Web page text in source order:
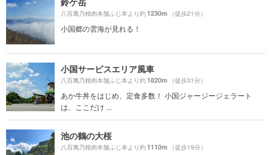
八百萬乃精肉本舗ふじ本より約1230m （徒歩21分）
小国郷の雲海が見れる！
小国サービスエリア風車
八百萬乃精肉本舗ふじ本より約1820m （徒歩31分）
あか牛丼をはじめ、定食多数！ 小国ジャージージェラート
は、ここだけ ...
池の鶴の大桜
八百萬乃精肉本舗ふじ本より約1110m （徒歩19分）